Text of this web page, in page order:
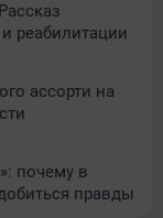
реабилитации
ассорти на
почему в
правды